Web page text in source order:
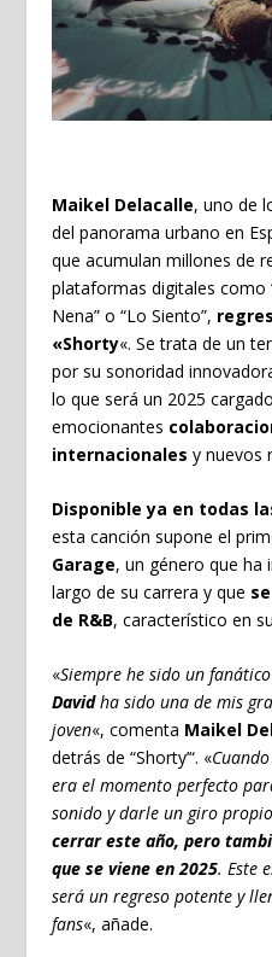
Maikel Delacalle, uno de
del panorama urbano en
que acumulan millones de
plataformas digitales como
Nena” o “Lo Siento”,
«Shorty«. Se trata de un
por su sonoridad
lo que será un 2025
emocionantes
internacionales y nuevos
Disponible ya en todas
esta canción supone el
Garage, un género que ha
largo de su carrera y que
de R&B, característico en
«Siempre he sido un
Davidha sido una de mis
joven«, comenta Maikel
detrás de “Shorty’“. «
era el momento perfecto
sonido y darle un giro propio.
cerrar este año, pero
que se viene en 2025. Este
será un regreso potente y
fans«, añade.